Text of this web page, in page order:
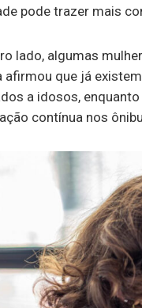
pode trazer mais
lado, algumas
afirmou que já
a idosos,
contínua nos